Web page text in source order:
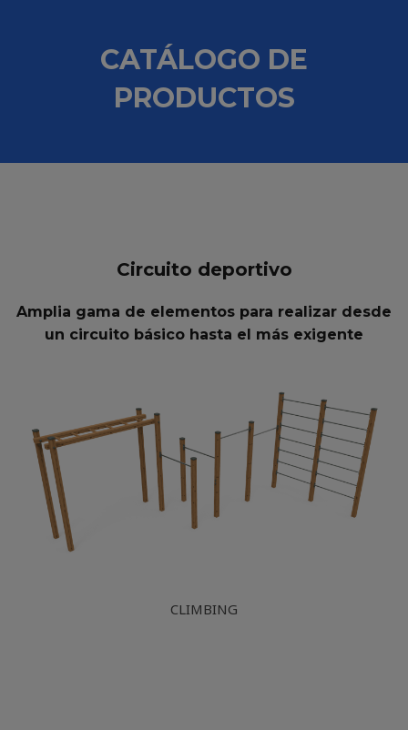
CATÁLOGO DE
PRODUCTOS
Circuito deportivo
Amplia gama de elementos para realizar desde
un circuito básico hasta el más exigente
CLIMBING